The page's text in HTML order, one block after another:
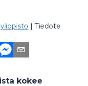
| Tiedote
kokee